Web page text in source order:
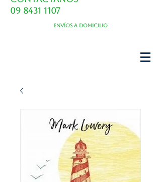
09 8431 1107
Envíos a domicilio